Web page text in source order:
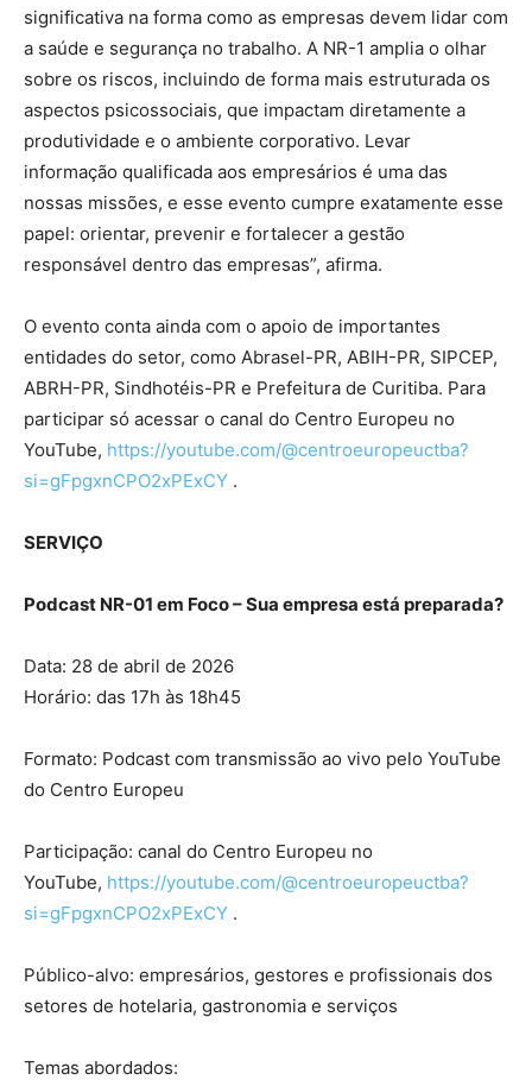
significativa na forma como as empresas devem lidar com
a saúde e segurança no trabalho. A NR-1 amplia o olhar
sobre os riscos, incluindo de forma mais estruturada os
aspectos psicossociais, que impactam diretamente a
produtividade e o ambiente corporativo. Levar
informação qualificada aos empresários é uma das
nossas missões, e esse evento cumpre exatamente esse
papel: orientar, prevenir e fortalecer a gestão
responsável dentro das empresas”, afirma.
O evento conta ainda com o apoio de importantes
entidades do setor, como Abrasel-PR, ABIH-PR, SIPCEP,
ABRH-PR, Sindhotéis-PR e Prefeitura de Curitiba. Para
participar só acessar o canal do Centro Europeu no
YouTube, https://youtube.com/@centroeuropeuctba?
si=gFpgxnCPO2xPExCY .
SERVIÇO
Podcast NR-01 em Foco – Sua empresa está preparada?
Data: 28 de abril de 2026
Horário: das 17h às 18h45
Formato: Podcast com transmissão ao vivo pelo YouTube
do Centro Europeu
Participação: canal do Centro Europeu no
YouTube, https://youtube.com/@centroeuropeuctba?
si=gFpgxnCPO2xPExCY .
Público-alvo: empresários, gestores e profissionais dos
setores de hotelaria, gastronomia e serviços
Temas abordados: